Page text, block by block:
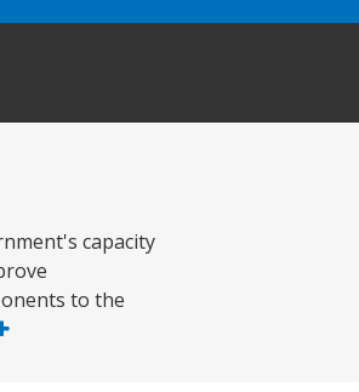
capacity
to the